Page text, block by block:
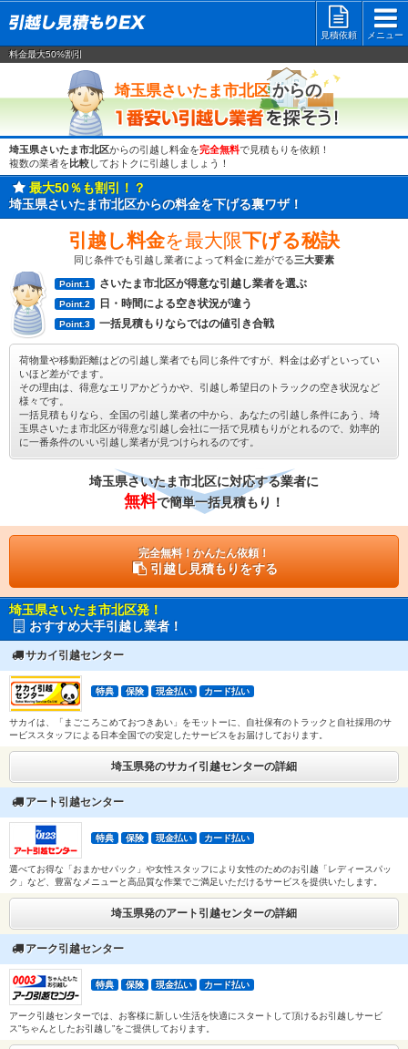
見積依頼
メニュー
料金最大50%割引
埼玉県さいたま市北区からの
埼玉県さいたま市北区からの引越し料金を完全無料で見積もりを依頼！
複数の業者を 比較しておトクに引越しましょう！
最大50％も割引！？
埼玉県さいたま市北区からの料金を下げる裏ワザ！
引越し料金を最大限下げる秘訣
同じ条件でも引越し業者によって料金に差がでる三大要素
Point.1 さいたま市北区が得意な引越し業者を選ぶ
Point.2 日・時間による空き状況が違う
Point.3 一括見積もりならではの値引き合戦
荷物量や移動距離はどの引越し業者でも同じ条件ですが、料金は必ずといってい
いほど差がでます。
その理由は、得意なエリアかどうかや、引越し希望日のトラックの空き状況など
様々です。
一括見積もりなら、全国の引越し業者の中から、あなたの引越し条件にあう、埼
玉県さいたま市北区が得意な引越し会社に一括で見積もりがとれるので、効率的
に一番条件のいい引越し業者が見つけられるのです。
埼玉県さいたま市北区に対応する業者に
無料で簡単一括見積もり！
完全無料！かんたん依頼！
引越し見積もりをする
埼玉県さいたま市北区発！
おすすめ大手引越し業者！
サカイ引越センター
特典 保険 現金払い カード払い
サカイは、「まごころこめておつきあい」をモットーに、自社保有のトラックと自社採用のサ
ービススタッフによる日本全国での安定したサービスをお届けしております。
埼玉県発のサカイ引越センターの詳細
アート引越センター
特典 保険 現金払い カード払い
選べてお得な「おまかせパック」や女性スタッフにより女性のためのお引越「レディースパッ
ク」など、豊富なメニューと高品質な作業でご満足いただけるサービスを提供いたします。
埼玉県発のアート引越センターの詳細
アーク引越センター
特典 保険 現金払い カード払い
アーク引越センターでは、お客様に新しい生活を快適にスタートして頂けるお引越しサービ
ス”ちゃんとしたお引越し”をご提供しております。